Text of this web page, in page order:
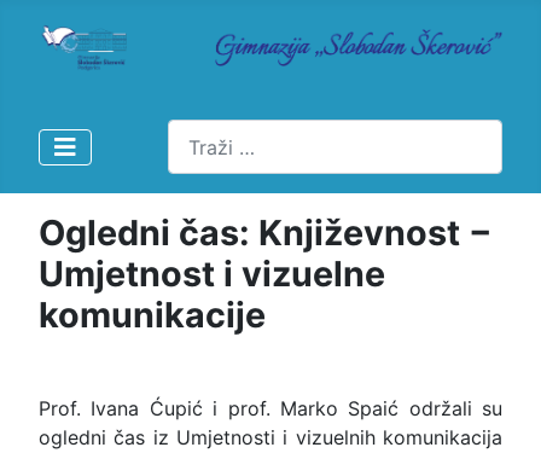
Pretraži
Ogledni čas: Književnost −
Umjetnost i vizuelne
komunikacije
Prof. Ivana Ćupić i prof. Marko Spaić održali su
ogledni čas iz Umjetnosti i vizuelnih komunikacija